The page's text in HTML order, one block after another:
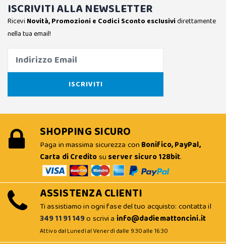
ISCRIVITI ALLA NEWSLETTER
Ricevi Novità, Promozioni e Codici Sconto esclusividirettamente
nella tua email!
SHOPPING SICURO
Paga in massima sicurezza con Bonifico, PayPal,
Carta di Creditosu server sicuro 128bit.
ASSISTENZA CLIENTI
Ti assistiamo in ogni fase del tuo acquisto: contatta il
349 11 91 149o scrivi a info@dadiemattoncini.it
Attivo dal Lunedì al Venerdì dalle 9:30 alle 16:30